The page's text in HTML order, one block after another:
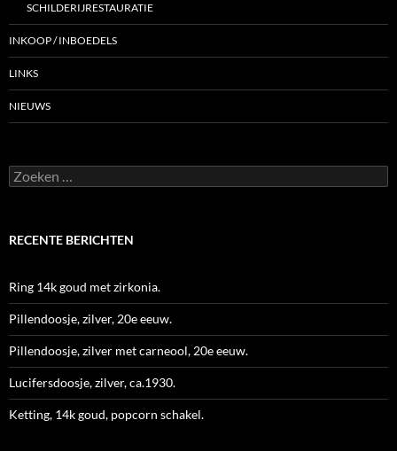
SCHILDERIJRESTAURATIE
INKOOP / INBOEDELS
LINKS
NIEUWS
Zoeken
naar:
RECENTE BERICHTEN
Ring 14k goud met zirkonia.
Pillendoosje, zilver, 20e eeuw.
Pillendoosje, zilver met carneool, 20e eeuw.
Lucifersdoosje, zilver, ca.1930.
Ketting, 14k goud, popcorn schakel.